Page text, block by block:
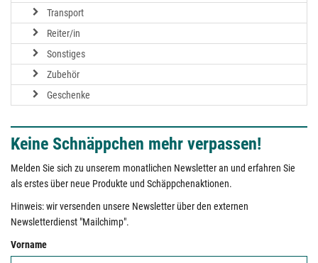
Transport
Reiter/in
Sonstiges
Zubehör
Geschenke
Keine Schnäppchen mehr verpassen!
Melden Sie sich zu unserem monatlichen Newsletter an und erfahren Sie
als erstes über neue Produkte und Schäppchenaktionen.
Hinweis: wir versenden unsere Newsletter über den externen
Newsletterdienst "Mailchimp".
Vorname